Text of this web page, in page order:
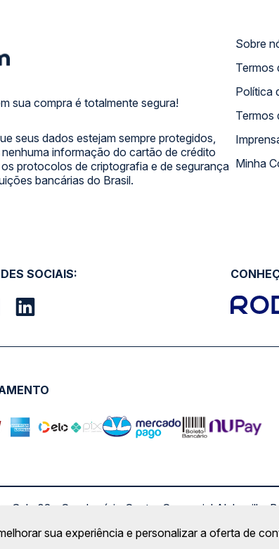
sua compra é totalmente segura!
seus dados estejam sempre protegidos,
informação do cartão de crédito
protocolos de criptografia e de segurança
bancárias do Brasil.
Sobre
SOCIAIS:
- Sala 02 - Condomínio Centro Comercial
Copyright
sua experiência e personalizar a oferta de